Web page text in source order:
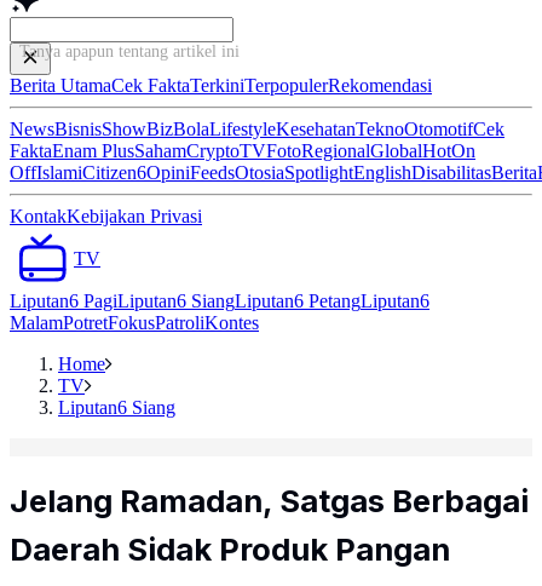
Tanya apapun tentang artikel ini...
Berita UtamaCek FaktaTerkiniTerpopulerRekomendasi
NewsBisnisShowBizBolaLifestyleKesehatanTeknoOtomotifCek
FaktaEnam PlusSahamCryptoTVFotoRegionalGlobalHotOn
OffIslamiCitizen6OpiniFeedsOtosiaSpotlightEnglishDisabilitasBerita
KontakKebijakan Privasi
TV
Liputan6 PagiLiputan6 SiangLiputan6 PetangLiputan6
MalamPotretFokusPatroliKontes
Home
TV
Liputan6 Siang
Jelang Ramadan, Satgas Berbagai
Daerah Sidak Produk Pangan